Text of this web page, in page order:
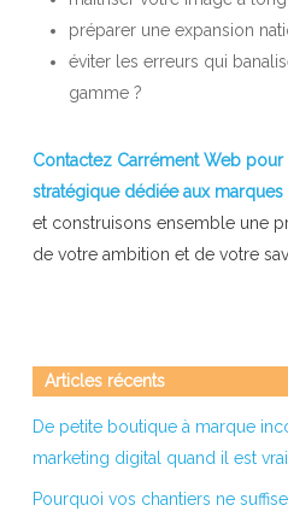
préparer une expansion
éviter les erreurs qui
gamme ?
Contactez Carrément Web
stratégique dédiée aux
et construisons ensemble une
de votre ambition et de votre
Articles récents
De petite boutique à marque
marketing digital quand il est
Pourquoi vos chantiers ne